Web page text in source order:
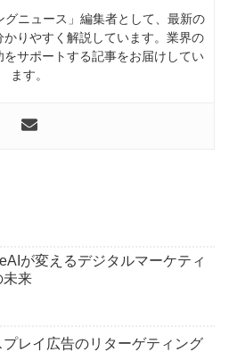
グニュース」編集者として、最新の
かりやすく解説しています。業界の
サポートする記事をお届けしてい
ます。
が変えるデジタルマーケティ
未来
プレイ広告のリターゲティング